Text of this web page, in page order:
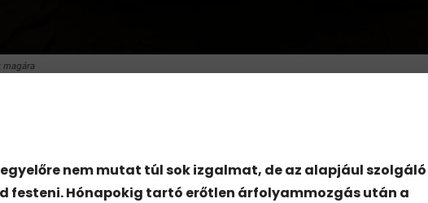
magára
egyelőre nem mutat túl sok izgalmat, de az alapjául szolgáló
festeni. Hónapokig tartó erőtlen árfolyammozgás után a